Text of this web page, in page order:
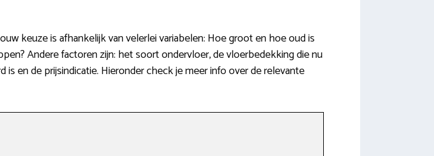
keuze is afhankelijk van velerlei variabelen: Hoe groot en hoe oud is
Andere factoren zijn: het soort ondervloer, de vloerbedekking die nu
en de prijsindicatie. Hieronder check je meer info over de relevante